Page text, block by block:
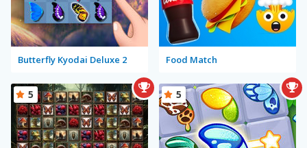
Butterfly Kyodai Deluxe 2 Food Match
5 5